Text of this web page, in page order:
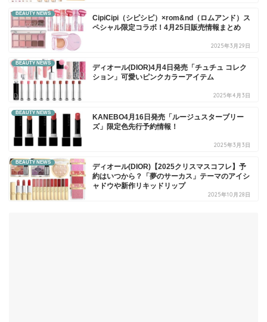
BEAUTY NEWS
CipiCipi（シピシピ）×rom&nd（ロムアンド）ス
ペシャル限定コラボ！4月25日販売情報まとめ
2025年3月29日
BEAUTY NEWS
ディオール(DIOR)4月4日発売「チュチュ コレク
ション」可愛いピンクカラーアイテム
2025年4月3日
BEAUTY NEWS
KANEBO4月16日発売「ルージュスターブリー
ズ」限定色先行予約情報！
2025年3月3日
BEAUTY NEWS
ディオール(DIOR)【2025クリスマスコフレ】予
約はいつから？「夢のサーカス」テーマのアイシ
ャドウや新作リキッドリップ
2025年10月28日